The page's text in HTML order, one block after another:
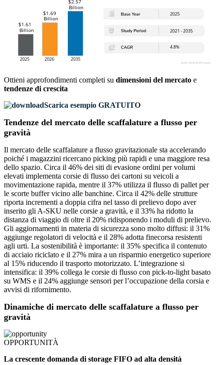
Ottieni approfondimenti completi su dimensioni del mercato e
tendenze di crescita
Scarica esempio GRATUITO
Tendenze del mercato delle scaffalature a flusso per
gravità
Il mercato delle scaffalature a flusso gravitazionale sta accelerando
poiché i magazzini ricercano picking più rapidi e una maggiore resa
dello spazio. Circa il 46% dei siti di evasione ordini per volumi
elevati implementa corsie di flusso dei cartoni su veicoli a
movimentazione rapida, mentre il 37% utilizza il flusso di pallet per
le scorte buffer vicino alle banchine. Circa il 42% delle strutture
riporta incrementi a doppia cifra nel tasso di prelievo dopo aver
inserito gli A-SKU nelle corsie a gravità, e il 33% ha ridotto la
distanza di viaggio di oltre il 20% ridisponendo i moduli di prelievo.
Gli aggiornamenti in materia di sicurezza sono molto diffusi: il 31%
aggiunge regolatori di velocità e il 28% adotta finecorsa resistenti
agli urti. La sostenibilità è importante: il 35% specifica il contenuto
di acciaio riciclato e il 27% mira a un risparmio energetico superiore
al 15% riducendo il trasporto motorizzato. L’integrazione si
intensifica: il 39% collega le corsie di flusso con pick-to-light basato
su WMS e il 24% aggiunge sensori per l’occupazione della corsia e
avvisi di rifornimento.
Dinamiche di mercato delle scaffalature a flusso per
gravità
OPPORTUNITÀ
La crescente domanda di storage FIFO ad alta densità